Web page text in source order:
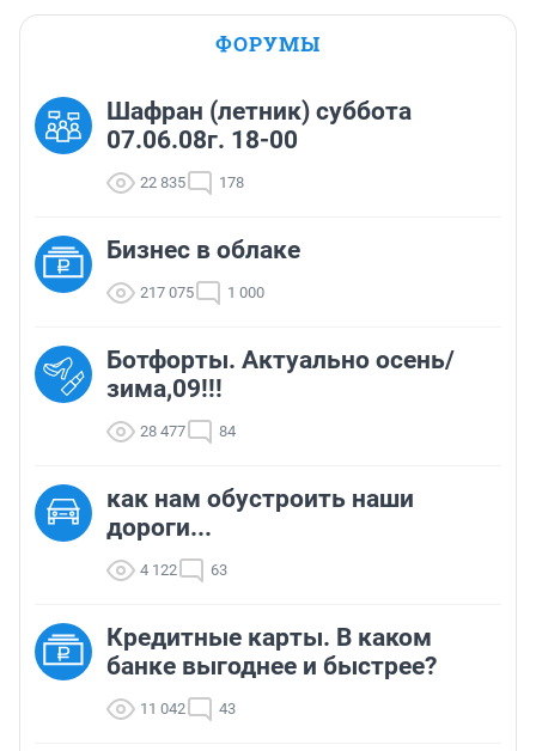
ФОРУМЫ
Шафран (летник) суббота
07.06.08г. 18-00
22 835 178
Бизнес в облаке
217 075 1 000
Ботфорты. Актуально осень/
зима,09!!!
28 477 84
как нам обустроить наши
дороги...
4 122 63
Кредитные карты. В каком
банке выгоднее и быстрее?
11 042 43